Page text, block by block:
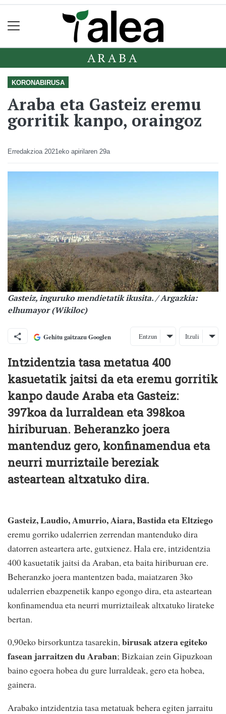
ARABA
KORONABIRUSA
Araba eta Gasteiz eremu
gorritik kanpo, oraingoz
Erredakzioa 2021eko apirilaren 29a
Gasteiz, inguruko mendietatik ikusita. / Argazkia:
elhumayor (Wikiloc)
Gehitu gaitzazu Googlen Entzun Itzuli
Intzidentzia tasa metatua 400
kasuetatik jaitsi da eta eremu gorritik
kanpo daude Araba eta Gasteiz:
397koa da lurraldean eta 398koa
hiriburuan. Beheranzko joera
mantenduz gero, konfinamendua eta
neurri murriztaile bereziak
asteartean altxatuko dira.
Gasteiz, Laudio, Amurrio, Aiara, Bastida eta Eltziego
eremu gorriko udalerrien zerrendan mantenduko dira
datorren asteartera arte, gutxienez. Hala ere, intzidentzia
400 kasuetatik jaitsi da Araban, eta baita hiriburuan ere.
Beheranzko joera mantentzen bada, maiatzaren 3ko
udalerrien ebazpenetik kanpo egongo dira, eta asteartean
konfinamendua eta neurri murriztaileak altxatuko lirateke
bertan.
0,90eko birsorkuntza tasarekin,birusak atzera egiteko
fasean jarraitzen du Araban; Bizkaian zein Gipuzkoan
baino egoera hobea du gure lurraldeak, gero eta hobea,
gainera.
Arabako intzidentzia tasa metatuak behera egiten jarraitu